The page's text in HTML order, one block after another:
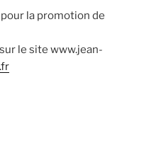
la promotion de
le site www.jean-